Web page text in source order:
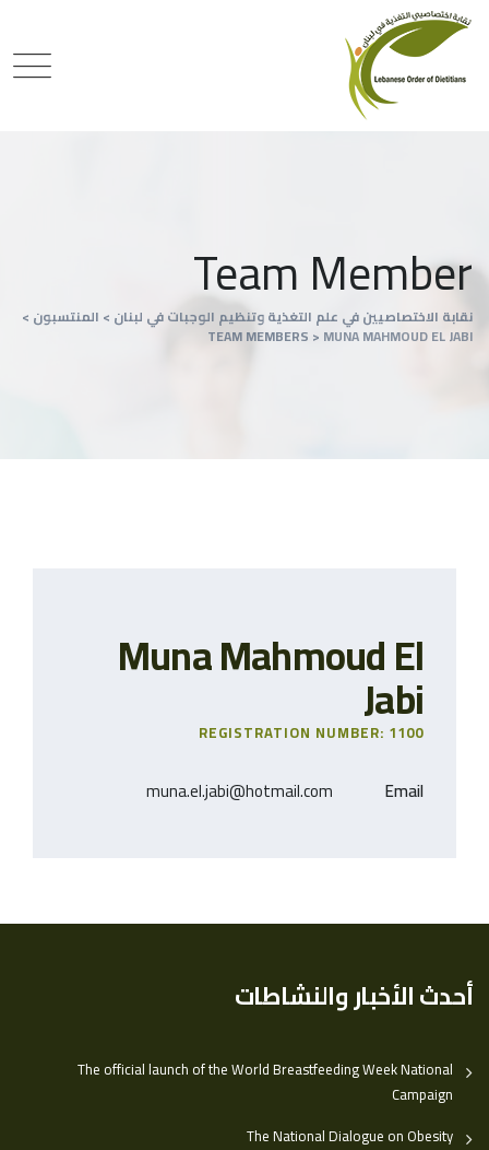
Team Member
نقابة الاختصاصيين في علم التغذية وتنظيم الوجبات في لبنان > المنتسبون >
TEAM MEMBERS > MUNA MAHMOUD EL JABI
Muna Mahmoud El
Jabi
REGISTRATION NUMBER: 1100
Email
muna.el.jabi@hotmail.com
أحدث الأخبار والنشاطات
The official launch of the World Breastfeeding Week National
Campaign
The National Dialogue on Obesity